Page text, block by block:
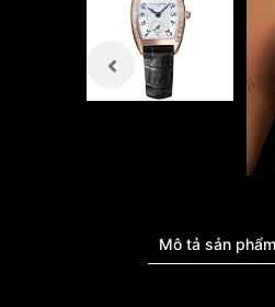
Mô tả sản phẩm